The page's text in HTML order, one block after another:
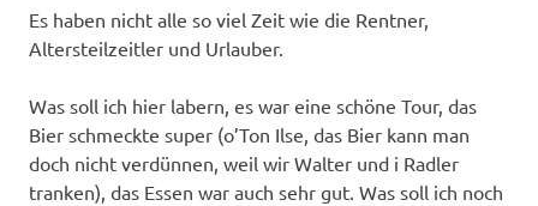
Es haben nicht alle so viel Zeit wie die Rentner,
Altersteilzeitler und Urlauber.
Was soll ich hier labern, es war eine schöne Tour, das
Bier schmeckte super (o’Ton Ilse, das Bier kann man
doch nicht verdünnen, weil wir Walter und i Radler
tranken), das Essen war auch sehr gut. Was soll ich noch